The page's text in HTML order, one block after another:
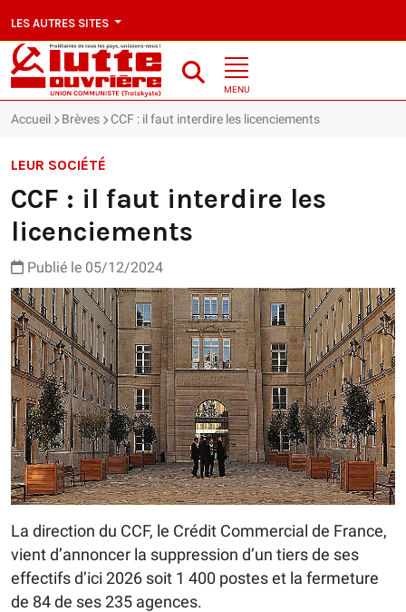
LES AUTRES SITES
MENU
Accueil Brèves CCF : il faut interdire les licenciements
LEUR SOCIÉTÉ
CCF : il faut interdire les
licenciements
Publié le 05/12/2024
La direction du CCF, le Crédit Commercial de France,
vient d’annoncer la suppression d’un tiers de ses
effectifs d’ici 2026 soit 1 400 postes et la fermeture
de 84 de ses 235 agences.